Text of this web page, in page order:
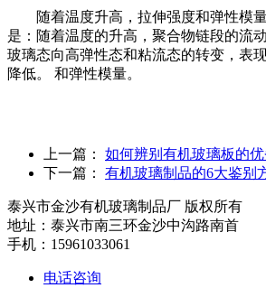
随着温度升高，拉伸强度和弹性模
是：随着温度的升高，聚合物链段的流
玻璃态向高弹性态和粘流态的转变，表
降低。 和弹性模量。
上一篇：
如何辨别有机玻璃板的
下一篇：
有机玻璃制品的6大鉴别
泰兴市金沙有机玻璃制品厂 版权所有
地址：泰兴市南三环金沙中沟路南首
手机：15961033061
电话咨询